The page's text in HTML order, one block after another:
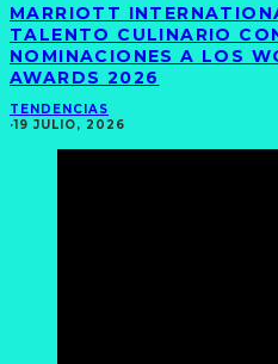
MARRIOTT
TALENTO CULINARIO
NOMINACIONES A LOS
AWARDS 2026
TENDENCIAS
·19 JULIO, 2026